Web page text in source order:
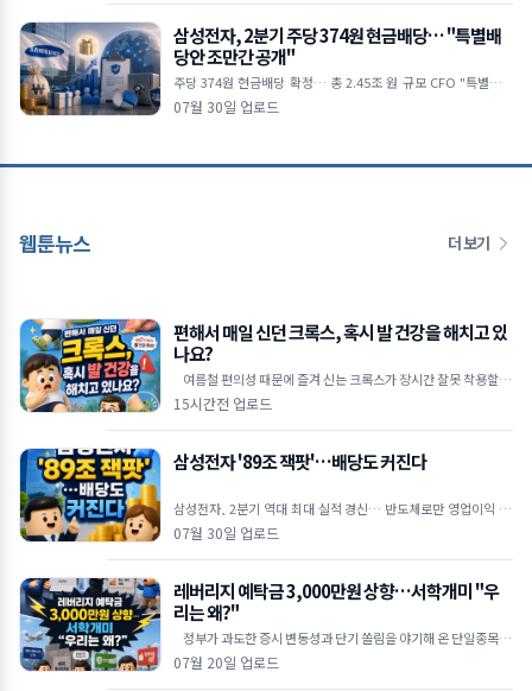
삼성전자, 2분기 주당 374원 현금배당… "특별배
당안 조만간 공개"
주당 374원 현금배당 확정… 총 2.45조 원 규모 CFO "특별배당
포함 주주환원안 신속히 발표할 것" 미국 ADR 상장설엔 선 그어…
07월 30일 업로드
웹툰뉴스 더 보기
편해서 매일 신던 크록스, 혹시 발 건강을 해치고 있
나요?
우 발 건강에 악영향을 줄 수 있다는 족부 전문가
15시간전 업로드
삼성전자 '89조 잭팟'…배당도 커진다
삼성전자, 2분기 역대 최대 실적 경신… 반도체로만 영업이익 89
조 원 역대 최대 실적 달성: 삼성전자는 2026년 2
07월 30일 업로드
레버리지 예탁금 3,000만원 상향…서학개미 "우
리는 왜?"
버리지 상장지수펀드(ETF)에 대해 고강도 진입 장벽을
07월 20일 업로드